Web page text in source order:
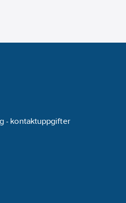
- kontaktuppgifter